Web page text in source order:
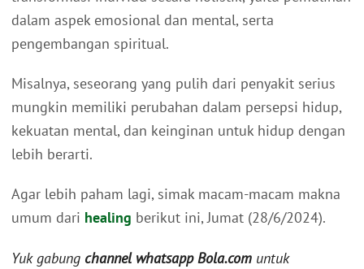
dalam aspek emosional dan mental, serta
pengembangan spiritual.
Misalnya, seseorang yang pulih dari penyakit serius
mungkin memiliki perubahan dalam persepsi hidup,
kekuatan mental, dan keinginan untuk hidup dengan
lebih berarti.
Agar lebih paham lagi, simak macam-macam makna
umum dari healing berikut ini, Jumat (28/6/2024).
Yuk gabung channel whatsapp Bola.com untuk